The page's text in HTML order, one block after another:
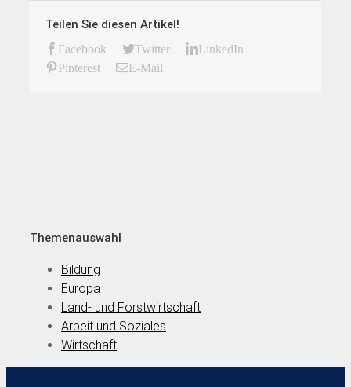
Teilen Sie diesen Artikel!
Facebook Twitter
LinkedIn
Pinterest
E-Mail
Themenauswahl
Bildung
Europa
Land- und Forstwirtschaft
Arbeit und Soziales
Wirtschaft